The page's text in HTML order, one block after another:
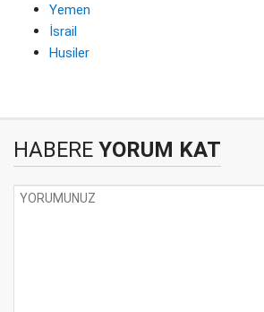
Yemen
İsrail
Husiler
HABERE YORUM KAT